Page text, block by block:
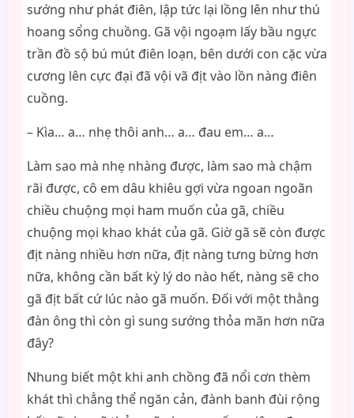
sướng như phát điên, lập tức lại lồng lên như thú
hoang sổng chuồng. Gã vội ngoạm lấy bầu ngực
trần đồ sộ bú mút điên loạn, bên dưới con cặc vừa
cương lên cực đại đã vội vã địt vào lồn nàng điên
cuồng.
– Kìa… a… nhẹ thôi anh… a… đau em… a…
Làm sao mà nhẹ nhàng được, làm sao mà chậm
rãi được, cô em dâu khiêu gợi vừa ngoan ngoãn
chiều chuộng mọi ham muốn của gã, chiều
chuộng mọi khao khát của gã. Giờ gã sẽ còn được
địt nàng nhiều hơn nữa, địt nàng tưng bừng hơn
nữa, không cần bất kỳ lý do nào hết, nàng sẽ cho
gã địt bất cứ lúc nào gã muốn. Đối với một thằng
đàn ông thì còn gì sung sướng thỏa mãn hơn nữa
đây?
Nhung biết một khi anh chồng đã nổi cơn thèm
khát thì chẳng thể ngăn cản, đành banh đùi rộng